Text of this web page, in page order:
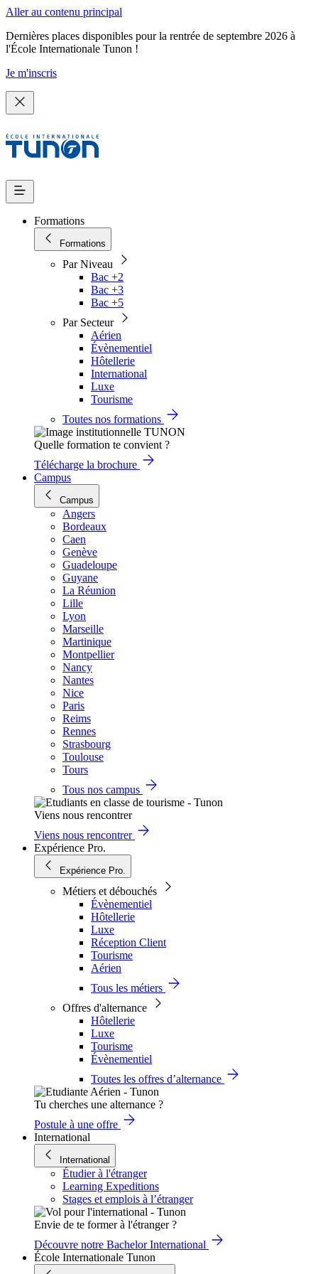
Aller au contenu principal
Dernières places disponibles pour la rentrée de septembre 2026 à
l'École Internationale Tunon !
Je m'inscris
Formations
Formations
Par Niveau
Bac +2
Bac +3
Bac +5
Par Secteur
Aérien
Évènementiel
Hôtellerie
International
Luxe
Tourisme
Toutes nos formations
Quelle formation te convient ?
Télécharge la brochure
Campus
Campus
Angers
Bordeaux
Caen
Genève
Guadeloupe
Guyane
La Réunion
Lille
Lyon
Marseille
Martinique
Montpellier
Nancy
Nantes
Nice
Paris
Reims
Rennes
Strasbourg
Toulouse
Tours
Tous nos campus
Viens nous rencontrer
Viens nous rencontrer
Expérience Pro.
Expérience Pro.
Métiers et débouchés
Évènementiel
Hôtellerie
Luxe
Réception Client
Tourisme
Aérien
Tous les métiers
Offres d'alternance
Hôtellerie
Luxe
Tourisme
Évènementiel
Toutes les offres d’alternance
Tu cherches une alternance ?
Postule à une offre
International
International
Étudier à l'étranger
Learning Expeditions
Stages et emplois à l’étranger
Envie de te former à l'étranger ?
Découvre notre Bachelor International
École Internationale Tunon